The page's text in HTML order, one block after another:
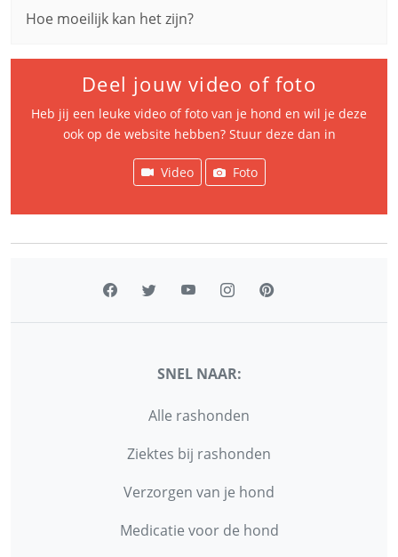
Hoe moeilijk kan het zijn?
Deel jouw video of foto
Heb jij een leuke video of foto van je hond en wil je deze
ook op de website hebben? Stuur deze dan in
Video Foto
SNEL NAAR:
Alle rashonden
Ziektes bij rashonden
Verzorgen van je hond
Medicatie voor de hond